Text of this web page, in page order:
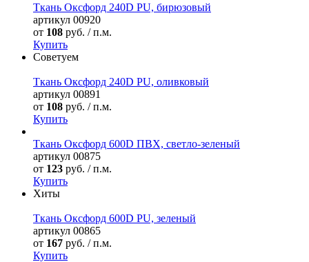
Ткань Оксфорд 240D PU, бирюзовый
артикул 00920
от 108 руб. / п.м.
Купить
Советуем
Ткань Оксфорд 240D PU, оливковый
артикул 00891
от 108 руб. / п.м.
Купить
Ткань Оксфорд 600D ПВХ, светло-зеленый
артикул 00875
от 123 руб. / п.м.
Купить
Хиты
Ткань Оксфорд 600D PU, зеленый
артикул 00865
от 167 руб. / п.м.
Купить